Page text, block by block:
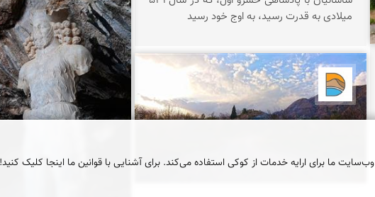
میلادی به قدرت رسید، به اوج خود رسید
دریاچه کویر
وب‌سایت ما برای ارایه خدمات از کوکی استفاده می‌کند. برای آشنایی با قوانین ما اینجا کلیک کنید!